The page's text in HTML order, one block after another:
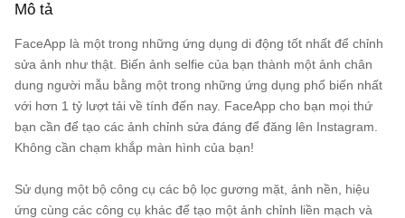
Mô tả
FaceApp là một trong những ứng dụng di động tốt nhất để chỉnh
sửa ảnh như thật. Biến ảnh selfie của bạn thành một ảnh chân
dung người mẫu bằng một trong những ứng dụng phổ biến nhất
với hơn 1 tỷ lượt tải về tính đến nay. FaceApp cho bạn mọi thứ
bạn cần để tạo các ảnh chỉnh sửa đáng để đăng lên Instagram.
Không cần chạm khắp màn hình của bạn!
Sử dụng một bộ công cụ các bộ lọc gương mặt, ảnh nền, hiệu
ứng cùng các công cụ khác để tạo một ảnh chỉnh liền mạch và